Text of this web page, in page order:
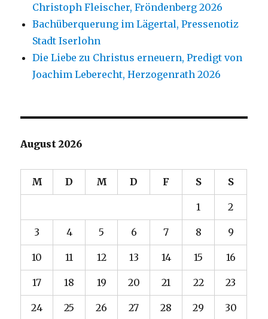
Christoph Fleischer, Fröndenberg 2026
Bachüberquerung im Lägertal, Pressenotiz
Stadt Iserlohn
Die Liebe zu Christus erneuern, Predigt von
Joachim Leberecht, Herzogenrath 2026
August 2026
M D M D F S S
1 2
3 4 5 6 7 8 9
10 11 12 13 14 15 16
17 18 19 20 21 22 23
24 25 26 27 28 29 30